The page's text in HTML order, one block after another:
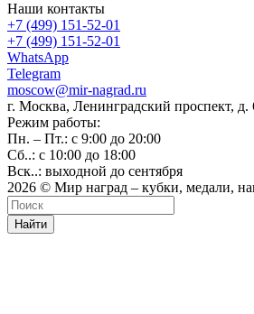
Наши контакты
+7 (499) 151-52-01
+7 (499) 151-52-01
WhatsApp
Telegram
moscow@mir-nagrad.ru
г. Москва, Ленинградский проспект, д.
Режим работы:
Пн. – Пт.: с 9:00 до 20:00
Сб..: с 10:00 до 18:00
Вск..: выходной до сентября
2026 © Мир наград – кубки, медали,
Найти